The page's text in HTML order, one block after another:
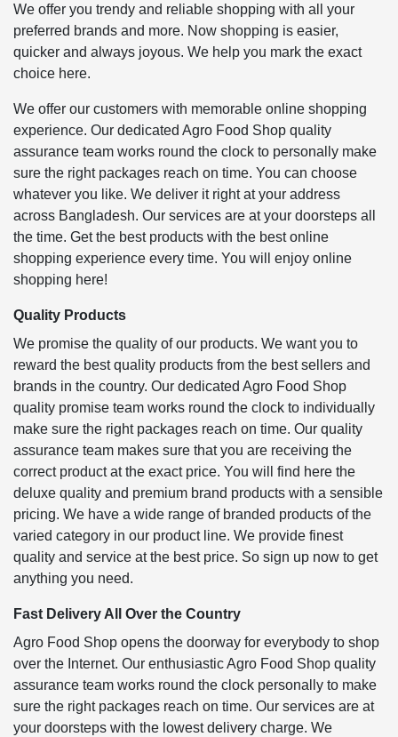
We offer you trendy and reliable shopping with all your
preferred brands and more. Now shopping is easier,
quicker and always joyous. We help you mark the exact
choice here.
We offer our customers with memorable online shopping
experience. Our dedicated Agro Food Shop quality
assurance team works round the clock to personally make
sure the right packages reach on time. You can choose
whatever you like. We deliver it right at your address
across Bangladesh. Our services are at your doorsteps all
the time. Get the best products with the best online
shopping experience every time. You will enjoy online
shopping here!
Quality Products
We promise the quality of our products. We want you to
reward the best quality products from the best sellers and
brands in the country. Our dedicated Agro Food Shop
quality promise team works round the clock to individually
make sure the right packages reach on time. Our quality
assurance team makes sure that you are receiving the
correct product at the exact price. You will find here the
deluxe quality and premium brand products with a sensible
pricing. We have a wide range of branded products of the
varied category in our product line. We provide finest
quality and service at the best price. So sign up now to get
anything you need.
Fast Delivery All Over the Country
Agro Food Shop opens the doorway for everybody to shop
over the Internet. Our enthusiastic Agro Food Shop quality
assurance team works round the clock personally to make
sure the right packages reach on time. Our services are at
your doorsteps with the lowest delivery charge. We